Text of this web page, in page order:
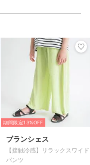
期間限定13%OFF
ブランシェス
【接触冷感】リラックスワイド
パンツ